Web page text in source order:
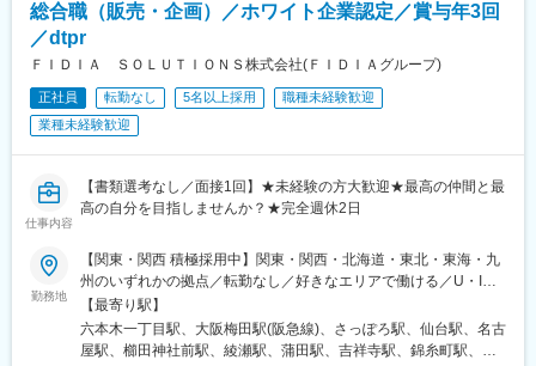
総合職（販売・企画）／ホワイト企業認定／賞与年3回
／dtpr
ＦＩＤＩＡ ＳＯＬＵＴＩＯＮＳ株式会社(ＦＩＤＩＡグループ)
正社員 転勤なし 5名以上採用
職種未経験歓迎
業種未経験歓迎
仕事内容
【書類選考なし／面接1回】★未経験の方大歓迎★最高の仲間と最
高の自分を目指しませんか？★完全週休2日
勤務地
【関東・関西 積極採用中】関東・関西・北海道・東北・東海・九
州のいずれかの拠点／転勤なし／好きなエリアで働ける／U・Iタ
ーン歓迎＜勤務地一覧＞■関東東京都・神奈川県・千葉県・埼玉県
■関西大阪府・兵庫県・奈良県・京都府・滋賀県■北海道北海道■
東北宮城県・福島県■東海愛知県・三重県・岐阜県・静岡県■九州
【最寄り駅】
六本木一丁目駅、大阪梅田駅(阪急線)、さっぽろ駅、仙台駅、名古
屋駅、櫛田神社前駅、綾瀬駅、蒲田駅、吉祥寺駅、錦糸町駅、九